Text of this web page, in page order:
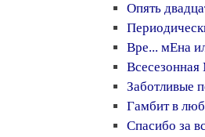
Опять
Вре... мЕна
Заботливые
Гамбит в
Спасибо за